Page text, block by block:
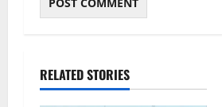
RELATED STORIES